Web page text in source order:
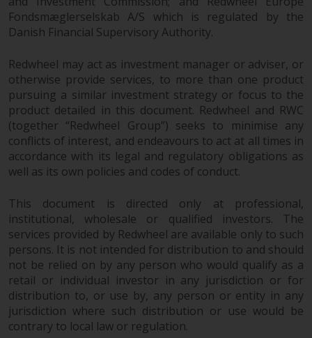
sind als langfristig anzusehen.
Derivative Instrumente können
mit einem hohen Risiko
verbunden sein. Unterschiedliche
Arten von Fonds oder Anlagen
weisen unterschiedliche
Risikograde auf.
Änderungen am Inhalt
Die auf dieser Website
enthaltenen Informationen
werden so wie sie sind zur
Verfügung gestellt, können ohne
Vorankündigung geändert
werden und es wird keine
Garantie hinsichtlich ihrer
Genauigkeit, Vollständigkeit oder
Fondsmæglerselskab A/S which is regulated by the
Danish Financial Supervisory Authority.
Redwheel may act as investment manager or adviser, or
otherwise provide services, to more than one product
pursuing a similar investment strategy or focus to the
product detailed in this document. Redwheel and RWC
(together “Redwheel Group”) seeks to minimise any
conflicts of interest, and endeavours to act at all times in
accordance with its legal and regulatory obligations as
well as its own policies and codes of conduct.
This document is directed only at professional,
institutional, wholesale or qualified investors. The
services provided by Redwheel are available only to such
persons. It is not intended for distribution to and should
not be relied on by any person who would qualify as a
retail or individual investor in any jurisdiction or for
distribution to, or use by, any person or entity in any
jurisdiction where such distribution or use would be
contrary to local law or regulation.